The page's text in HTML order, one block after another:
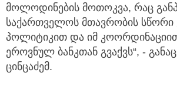
მოლოდინების მოთოკვა, რაც
საქართველოს მთავრობის სწორი
პოლიტიკით და იმ
ეროვნულ ბანკთან გვაქვს“, -
ცინცაძემ.